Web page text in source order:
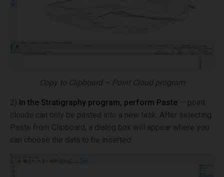
Copy to Clipboard – Point Cloud program
2) In the Stratigraphy program, perform Paste — point
clouds can only be pasted into a new task. After selecting
Paste from Clipboard, a dialog box will appear where you
can choose the data to be inserted: